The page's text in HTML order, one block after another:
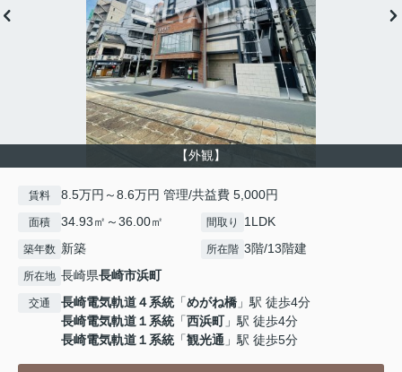
【外観】
賃料 8.5万円～8.6万円 管理/共益費 5,000円
面積 34.93㎡～36.00㎡ 間取り 1LDK
築年数 新築 所在階 3階/13階建
所在地 長崎県長崎市浜町
交通 長崎電気軌道４系統「めがね橋 」駅 徒歩4分
長崎電気軌道１系統「西浜町」駅 徒歩4分
長崎電気軌道１系統「観光通 」駅 徒歩5分